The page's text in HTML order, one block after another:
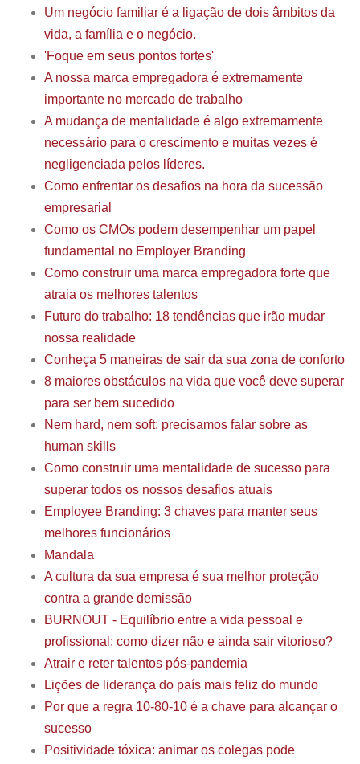
Um negócio familiar é a ligação de dois âmbitos da
vida, a família e o negócio.
'Foque em seus pontos fortes'
A nossa marca empregadora é extremamente
importante no mercado de trabalho
A mudança de mentalidade é algo extremamente
necessário para o crescimento e muitas vezes é
negligenciada pelos líderes.
Como enfrentar os desafios na hora da sucessão
empresarial
Como os CMOs podem desempenhar um papel
fundamental no Employer Branding
Como construir uma marca empregadora forte que
atraia os melhores talentos
Futuro do trabalho: 18 tendências que irão mudar
nossa realidade
Conheça 5 maneiras de sair da sua zona de conforto
8 maiores obstáculos na vida que você deve superar
para ser bem sucedido
Nem hard, nem soft: precisamos falar sobre as
human skills
Como construir uma mentalidade de sucesso para
superar todos os nossos desafios atuais
Employee Branding: 3 chaves para manter seus
melhores funcionários
Mandala
A cultura da sua empresa é sua melhor proteção
contra a grande demissão
BURNOUT - Equilíbrio entre a vida pessoal e
profissional: como dizer não e ainda sair vitorioso?
Atrair e reter talentos pós-pandemia
Lições de liderança do país mais feliz do mundo
Por que a regra 10-80-10 é a chave para alcançar o
sucesso
Positividade tóxica: animar os colegas pode